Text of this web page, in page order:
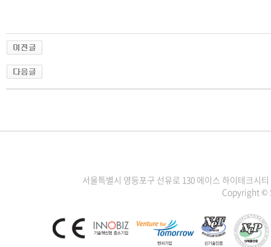
서울특별시 영등포구 선유로 130 에이스 하이테크시
Copyright ©